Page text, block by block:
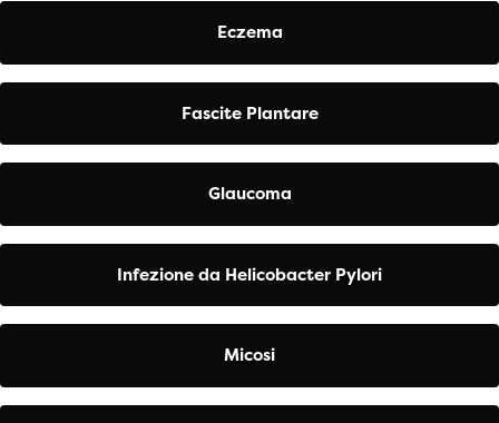
Eczema
Fascite Plantare
Glaucoma
Infezione da Helicobacter Pylori
Micosi